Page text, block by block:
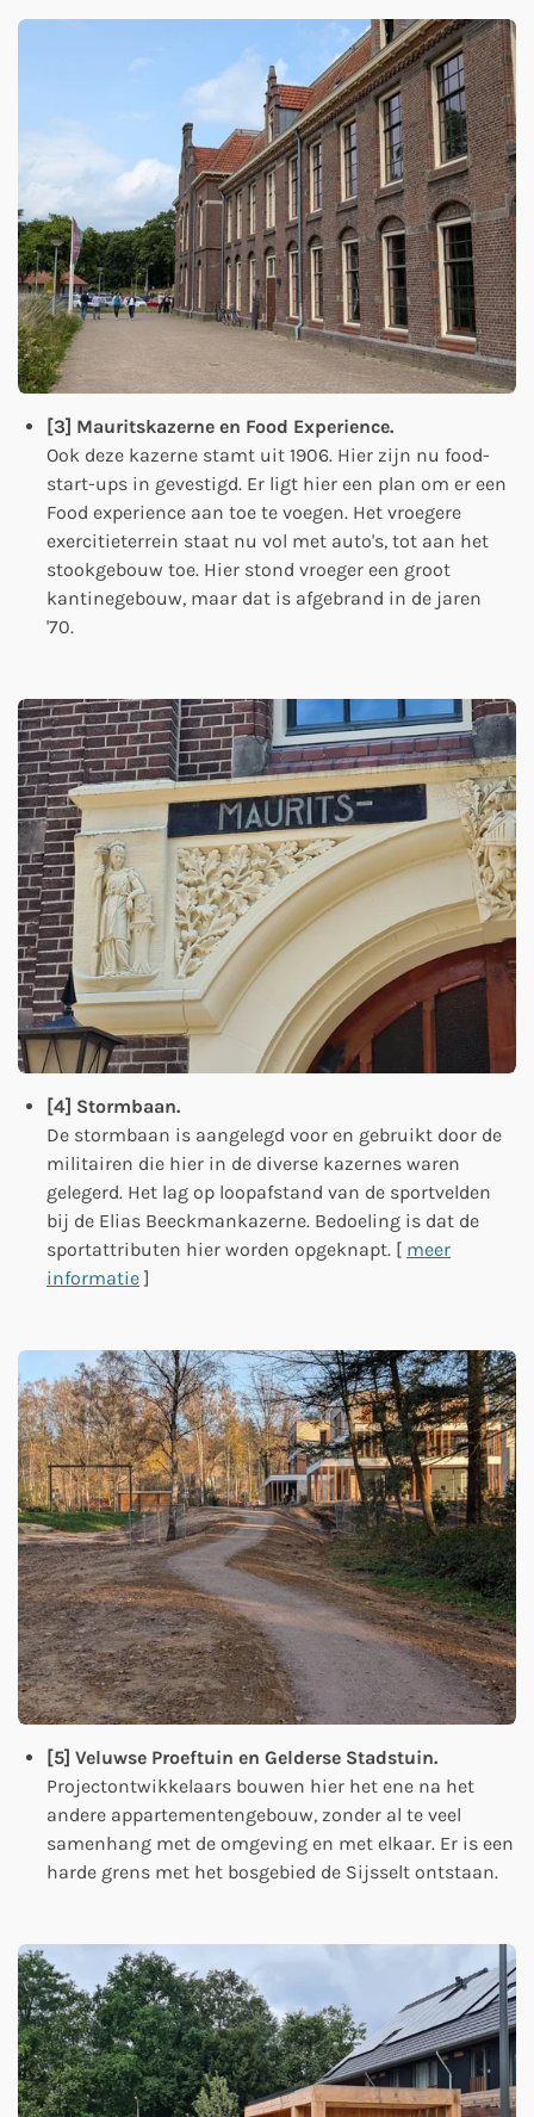
[3] Mauritskazerne en Food Experience.
Ook deze kazerne stamt uit 1906. Hier zijn nu food-
start-ups in gevestigd. Er ligt hier een plan om er een
Food experience aan toe te voegen. Het vroegere
exercitieterrein staat nu vol met auto's, tot aan het
stookgebouw toe. Hier stond vroeger een groot
kantinegebouw, maar dat is afgebrand in de jaren
'70.
[4] Stormbaan.
De stormbaan is aangelegd voor en gebruikt door de
militairen die hier in de diverse kazernes waren
gelegerd. Het lag op loopafstand van de sportvelden
bij de Elias Beeckmankazerne. Bedoeling is dat de
sportattributen hier worden opgeknapt. [ meer
informatie]
[5] Veluwse Proeftuin en Gelderse Stadstuin.
Projectontwikkelaars bouwen hier het ene na het
andere appartementengebouw, zonder al te veel
samenhang met de omgeving en met elkaar. Er is een
harde grens met het bosgebied de Sijsselt ontstaan.